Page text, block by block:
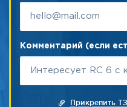
Комментарий (если
Прикрепить